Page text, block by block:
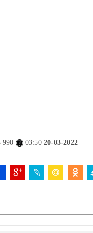
990 03:5020-03-2022